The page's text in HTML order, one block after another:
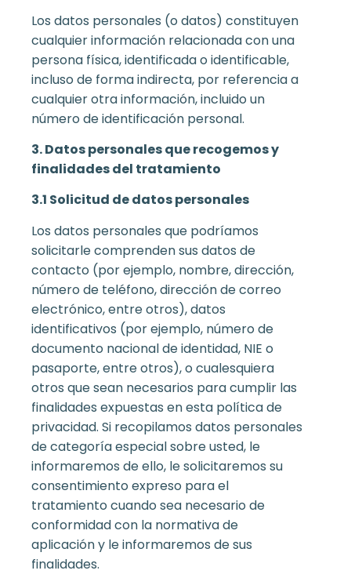
Los datos personales (o datos) constituyen
cualquier información relacionada con una
persona física, identificada o identificable,
incluso de forma indirecta, por referencia a
cualquier otra información, incluido un
número de identificación personal.
3. Datos personales que recogemos y
finalidades del tratamiento
3.1 Solicitud de datos personales
Los datos personales que podríamos
solicitarle comprenden sus datos de
contacto (por ejemplo, nombre, dirección,
número de teléfono, dirección de correo
electrónico, entre otros), datos
identificativos (por ejemplo, número de
documento nacional de identidad, NIE o
pasaporte, entre otros), o cualesquiera
otros que sean necesarios para cumplir las
finalidades expuestas en esta política de
privacidad. Si recopilamos datos personales
de categoría especial sobre usted, le
informaremos de ello, le solicitaremos su
consentimiento expreso para el
tratamiento cuando sea necesario de
conformidad con la normativa de
aplicación y le informaremos de sus
finalidades.